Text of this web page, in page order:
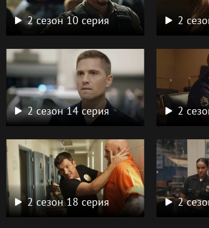
2 сезон 10 серия 2
2 сезон 14 серия 2
2 сезон 18 серия 2